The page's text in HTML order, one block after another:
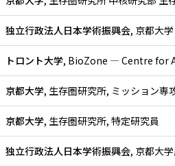
独立行政法人日本学術振興会, 京都大
トロント大学, BioZone — Centre for
京都大学, 生存圏研究所, ミッション専
京都大学, 生存圏研究所, 特定研究員
独立行政法人日本学術振興会, 京都大